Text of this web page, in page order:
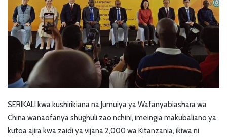
SERIKALI kwa kushirikiana na Jumuiya ya Wafanyabiashara wa
China wanaofanya shughuli zao nchini, imeingia makubaliano ya
kutoa ajira kwa zaidi ya vijana 2,000 wa Kitanzania, ikiwa ni